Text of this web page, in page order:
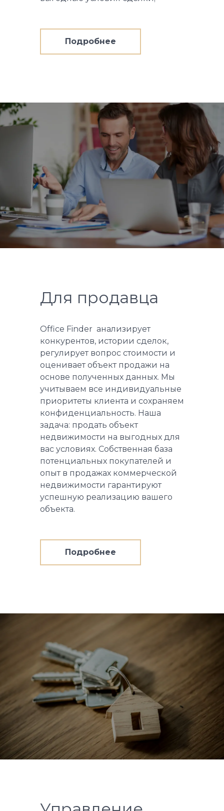
Подробнее
Для
Для продавца
Office Finder анализирует
конкурентов, истории сделок,
регулирует вопрос стоимости и
оценивает объект продажи на
основе полученных данных. Мы
учитываем все индивидуальные
приоритеты клиента и сохраняем
конфиденциальность. Наша
задача: продать объект
недвижимости на выгодных для
вас условиях. Собственная база
потенциальных покупателей и
опыт в продажах коммерческой
недвижимости гарантируют
успешную реализацию вашего
объекта.
Подробнее
Для